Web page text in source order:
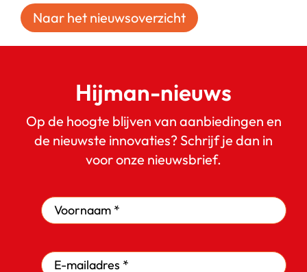
Naar het nieuwsoverzicht
Hijman-nieuws
Op de hoogte blijven van aanbiedingen en
de nieuwste innovaties? Schrijf je dan in
voor onze nieuwsbrief.